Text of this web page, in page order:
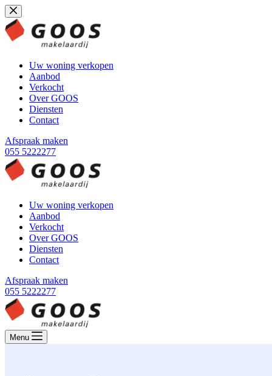
Ga
naar
de
inhoud
Uw woning verkopen
Aanbod
Verkocht
Over GOOS
Diensten
Contact
Afspraak maken
055 5222277
Uw woning verkopen
Aanbod
Verkocht
Over GOOS
Diensten
Contact
Afspraak maken
055 5222277
Menu